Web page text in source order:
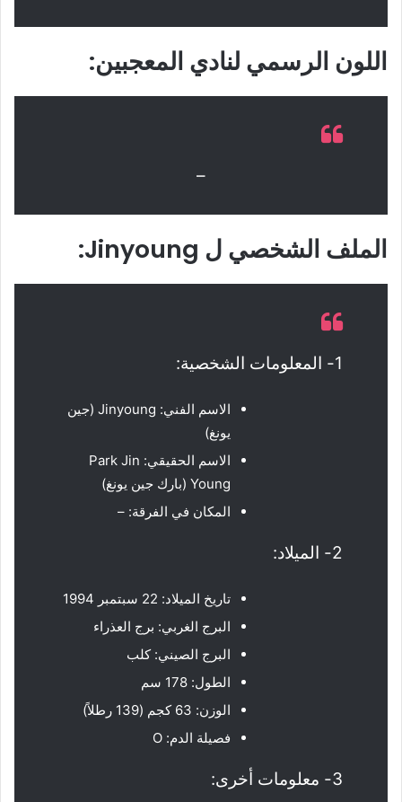
اللون الرسمي لنادي المعجبين:
–
الملف الشخصي ل Jinyoung:
1- المعلومات الشخصية:
الاسم الفني: Jinyoung (جين
يونغ)
الاسم الحقيقي: Park Jin
Young (بارك جين يونغ)
المكان في الفرقة: –
2- الميلاد:
تاريخ الميلاد: 22 سبتمبر 1994
البرج الغربي: برج العذراء
البرج الصيني: كلب
الطول: 178 سم
الوزن: 63 كجم (139 رطلاً)
فصيلة الدم: O
3- معلومات أخرى: